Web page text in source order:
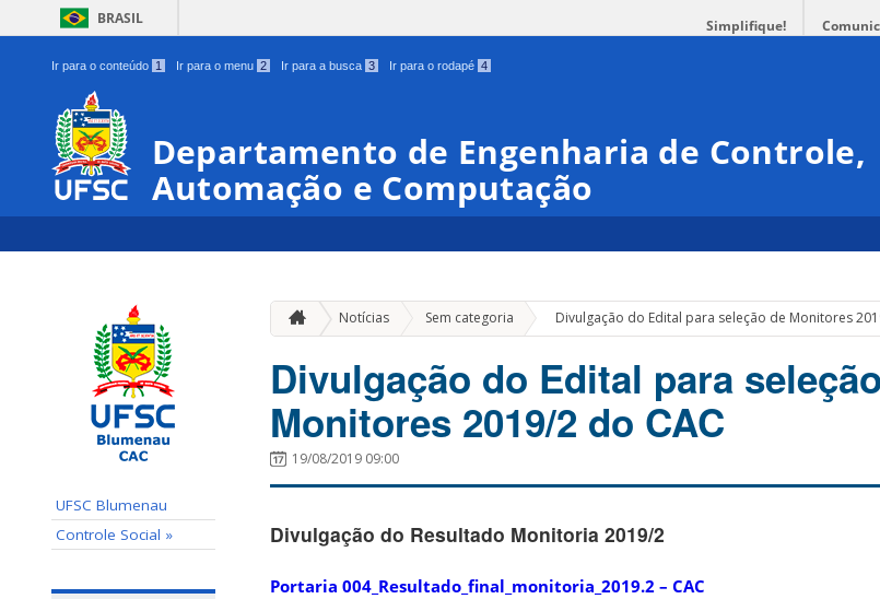
BRASIL Simplifique!
Ir para o conteúdo 1 Ir para o menu 2 Ir para a busca 3 Ir para o rodapé 4
Departamento de Engenharia de Controle,
Automação e Computação
UFSC Blumenau
Controle Social »
Notícias Sem categoria » Divulgação do Edital para seleção de Monitores
Divulgação do Edital para
Monitores 2019/2 do CAC
19/08/2019 09:00
Divulgação do Resultado Monitoria 2019/2
Portaria 004_Resultado_final_monitoria_2019.2 – CAC